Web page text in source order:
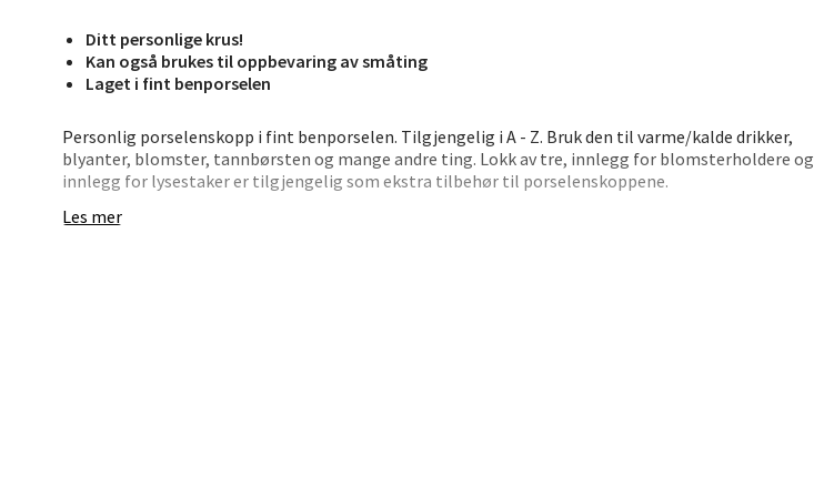
Ditt personlige krus!
Kan også brukes til oppbevaring av småting
Laget i fint benporselen
Personlig porselenskopp i fint benporselen. Tilgjengelig i A - Z. Bruk den til varme/kalde drikker,
blyanter, blomster, tannbørsten og mange andre ting. Lokk av tre, innlegg for blomsterholdere og
innlegg for lysestaker er tilgjengelig som ekstra tilbehør til porselenskoppene.
Les mer
Jupiterveien 2, 4340 Bryne
Åpent i dag 10-20